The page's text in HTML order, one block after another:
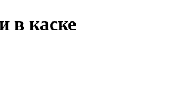
в каске